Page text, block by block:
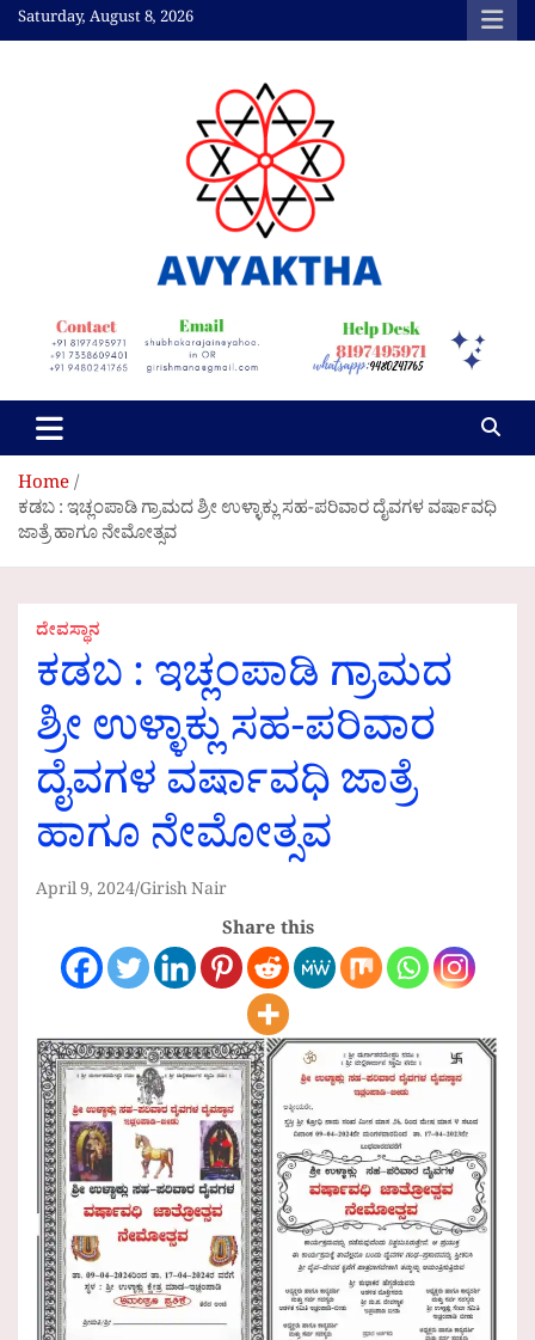
Skip
to
Saturday, August 8, 2026
Avyaktha Bulletin:
Connecting Temples,
Professionals, &
Communities
Home
ಕಡಬ : ಇಚ್ಲಂಪಾಡಿ ಗ್ರಾಮದ ಶ್ರೀ ಉಳ್ಳಾಕ್ಲು ಸಹ-ಪರಿವಾರ ದೈವಗಳ ವರ್ಷಾವಧಿ
ಜಾತ್ರೆ ಹಾಗೂ ನೇಮೋತ್ಸವ
ದೇವಸ್ಥಾನ
ಕಡಬ : ಇಚ್ಲಂಪಾಡಿ ಗ್ರಾಮದ
ಶ್ರೀ ಉಳ್ಳಾಕ್ಲು ಸಹ-ಪರಿವಾರ
ದೈವಗಳ ವರ್ಷಾವಧಿ ಜಾತ್ರೆ
ಹಾಗೂ ನೇಮೋತ್ಸವ
April 9, 2024 Girish Nair
Share this